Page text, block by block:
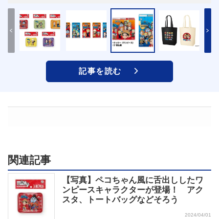
記事を読む
関連記事
【写真】ペコちゃん風に舌出ししたワ
ンピースキャラクターが登場！ アク
スタ、トートバッグなどそろう
2024/04/01